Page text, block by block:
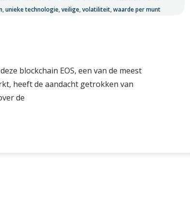
,unieke technologie,veilige,volatiliteit,waarde per munt
blockchain EOS, een van de meest
heeft de aandacht getrokken van
de